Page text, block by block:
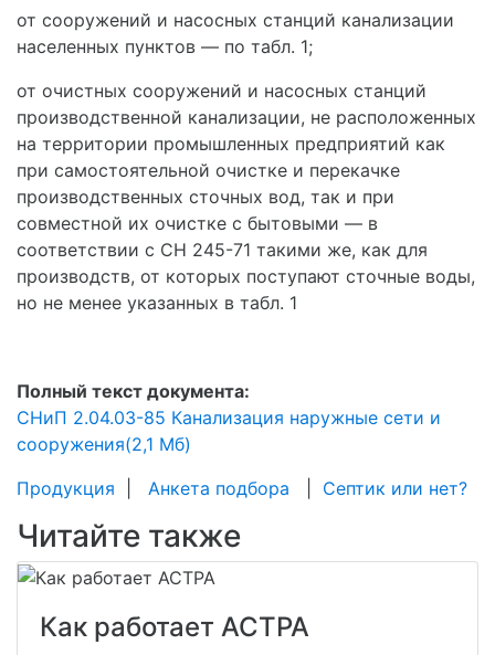
от сооружений и насосных станций канализации
населенных пунктов — по табл. 1;
от очистных сооружений и насосных станций
производственной канализации, не расположенных
на территории промышленных предприятий как
при самостоятельной очистке и перекачке
производственных сточных вод, так и при
совместной их очистке с бытовыми — в
соответствии с СН 245-71 такими же, как для
производств, от которых посту­пают сточные воды,
но не менее указанных в табл. 1
Полный текст документа:
СНиП 2.04.03-85 Канализация наружные сети и
сооружения(2,1 Мб)
Продукция
Анкета подбора Септик или нет?
Читайте также
Как работает АСТРА